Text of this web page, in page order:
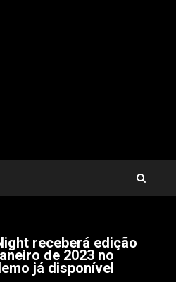
receberá edição
de 2023 no
já disponível